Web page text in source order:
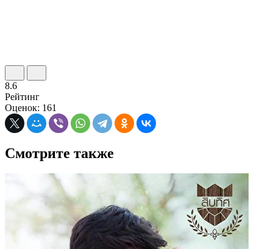
8.6
Рейтинг
Оценок: 161
Смотрите также